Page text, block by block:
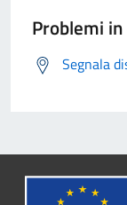
Problemi
Segnala